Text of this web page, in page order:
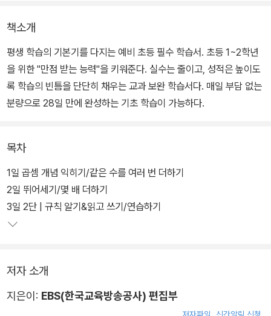
책소개
평생 학습의 기본기를 다지는 예비 초등 필수 학습서. 초등 1~2학년
을 위한 "만점 받는 능력"을 키워준다. 실수는 줄이고, 성적은 높이도
록 학습의 빈틈을 단단히 채우는 교과 보완 학습서다. 매일 부담 없는
분량으로 28일 만에 완성하는 기초 학습이 가능하다.
목차
1일 곱셈 개념 익히기/같은 수를 여러 번 더하기
2일 뛰어세기/몇 배 더하기
3일 2단 | 규칙 알기&읽고 쓰기/연습하기
저자 소개
지은이: EBS(한국교육방송공사) 편집부